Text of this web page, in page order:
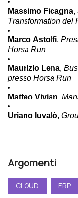
Massimo Ficagna,
Transformation del
Marco Astolfi,
Horsa Run
Maurizio Lena,
presso Horsa Run
Matteo Vivian,
Uriano Iuvalò,
Argomenti
CLOUD ERP